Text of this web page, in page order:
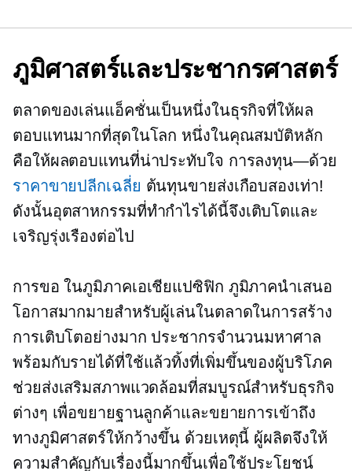
ภูมิศาสตร์และประชากรศาสตร์
ตลาดของเล่นแอ็คชั่นเป็นหนึ่งในธุรกิจที่ให้ผล
ตอบแทนมากที่สุดในโลก หนึ่งในคุณสมบัติหลัก
คือให้ผลตอบแทนที่น่าประทับใจ การลงทุน—ด้วย
ราคาขายปลีกเฉลี่ย ต้นทุนขายส่งเกือบสองเท่า!
ดังนั้นอุตสาหกรรมที่ทำกำไรได้นี้จึงเติบโตและ
เจริญรุ่งเรืองต่อไป
การขอในภูมิภาคเอเชียแปซิฟิก ภูมิภาคนำเสนอ
โอกาสมากมายสำหรับผู้เล่นในตลาดในการสร้าง
การเติบโตอย่างมาก ประชากรจำนวนมหาศาล
พร้อมกับรายได้ที่ใช้แล้วทิ้งที่เพิ่มขึ้นของผู้บริโภค
ช่วยส่งเสริมสภาพแวดล้อมที่สมบูรณ์สำหรับธุรกิจ
ต่างๆ เพื่อขยายฐานลูกค้าและขยายการเข้าถึง
ทางภูมิศาสตร์ให้กว้างขึ้น ด้วยเหตุนี้ ผู้ผลิตจึงให้
ความสำคัญกับเรื่องนี้มากขึ้นเพื่อใช้ประโยชน์